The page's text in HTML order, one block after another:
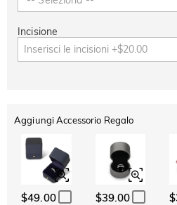
Incisione
Aggiungi Accessorio Regalo
$49.00 $39.00